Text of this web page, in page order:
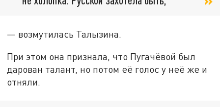
— возмутилась Талызина.
При этом она признала, что Пугачёвой был
дарован талант, но потом её голос у неё же и
отняли.